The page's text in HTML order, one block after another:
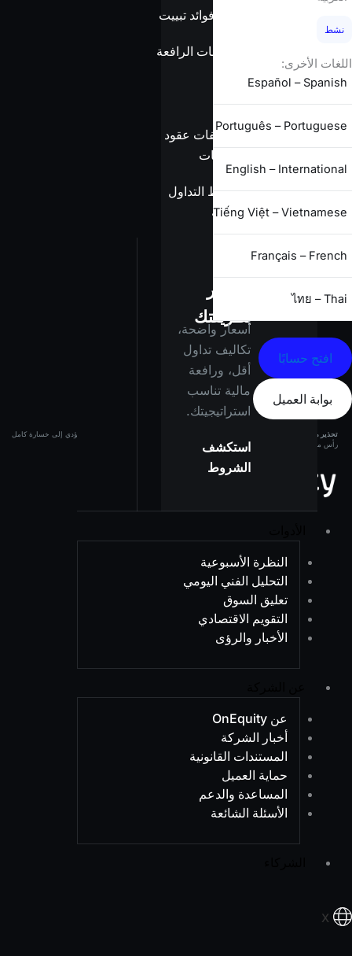
بدون فوائد تبييت
معلومات الرافعة
مواصفات عقود
الفروقات
شروط التداول
الكاملة
استثمر
بطريقتك
أسعار واضحة،
تكاليف تداول
أقل، ورافعة
مالية تناسب
استراتيجيتك.
استكشف
الشروط
النظرة الأسبوعية
التحليل الفني اليومي
تعليق السوق
التقويم الاقتصادي
الأخبار والرؤى
عن OnEquity
أخبار الشركة
المستندات القانونية
حماية العميل
المساعدة والدعم
الأسئلة الشائعة
X
نشط
اللغات الأخرى:
Español – Spanish
Português – Portuguese
English – International
Tiếng Việt – Vietnamese
Français – French
ไทย – Thai
افتح حسابًا
بوابة العميل
تحذير من المخاطر:
المنتجات ذات الرافعة المالية تحمل مستوى عالٍ من المخاطر وقد تؤدي إلى خسارة كامل
رأس مالك. تأكد من فهم المخاطر جيدًا قبل الاستثمار.